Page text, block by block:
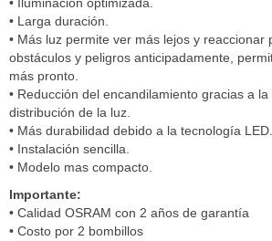
• Larga duración.
• Más luz permite ver más lejos y reaccionar
obstáculos y peligros anticipadamente,
más pronto.
• Reducción del encandilamiento gracias a la
distribución de la luz.
• Más durabilidad debido a la tecnología LED.
• Instalación sencilla.
• Modelo mas compacto.
Importante:
• Calidad OSRAM con 2 años de garantía
• Costo por 2 bombillos